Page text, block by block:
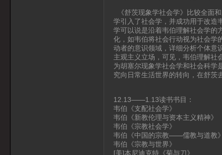
《舒茨现象学社会学》比较全面
学引入了社会学，并成功用于改造
学可以说是沿着韦伯理解社会学的
化，如韦伯将社会行动视为社会学
动者的意识领域，详细分析个体意
主观主义立场，可见，韦伯理解社
为胡塞尔现象学社会学和社会科学
究向日常生活世界的转向，在舒茨
12.13——1.13读书书目：
韦伯《支配社会学》
韦伯《新教伦理与资本主义精神》
韦伯《宗教社会学》
韦伯《中国的宗教——儒教与道教
韦伯《宗教与世界》
[美]本尼迪克特《菊与刀》